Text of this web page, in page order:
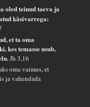
oled teinud taeva ja
käsivarrega:
et ta oma
kes temasse usub,
Jh 3,16
oma vaimus, et
ja vahendada